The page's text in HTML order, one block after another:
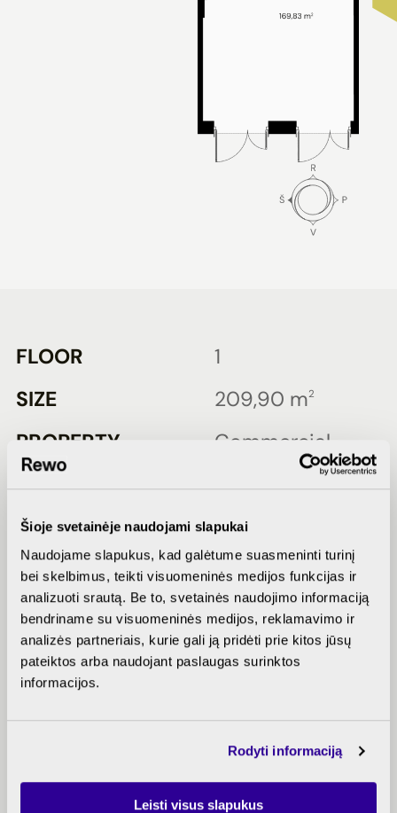
Šioje svetainėje naudojami slapukai
Naudojame slapukus, kad galėtume suasmeninti turinį
bei skelbimus, teikti visuomeninės medijos funkcijas ir
analizuoti srautą. Be to, svetainės naudojimo informaciją
bendriname su visuomeninės medijos, reklamavimo ir
analizės partneriais, kurie gali ją pridėti prie kitos jūsų
pateiktos arba naudojant paslaugas surinktos
informacijos.
Rodyti informaciją
Leisti visus slapukus
FLOOR
1
SIZE
209,90 m2
PROPERTY
TYPE
Commercial
FEATURES
Algirdo str.
INQUIRE ABOUT PRICE
of
Parking
plan
Bank
offers